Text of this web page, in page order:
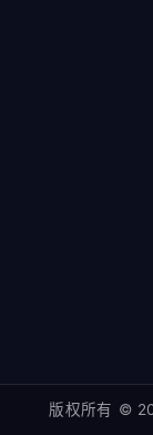
版权所有 ©